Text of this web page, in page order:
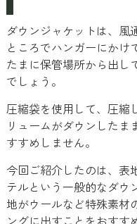
ダウンジャケットは、風
ところでハンガーにかけ
たまに保管場所から出し
でしょう。
圧縮袋を使用して、圧縮
リュームがダウンした
すすめしません。
今回ご紹介したのは、表
テルという一般的なダウ
地がウールなど特殊素材
ングに出すことをおすす